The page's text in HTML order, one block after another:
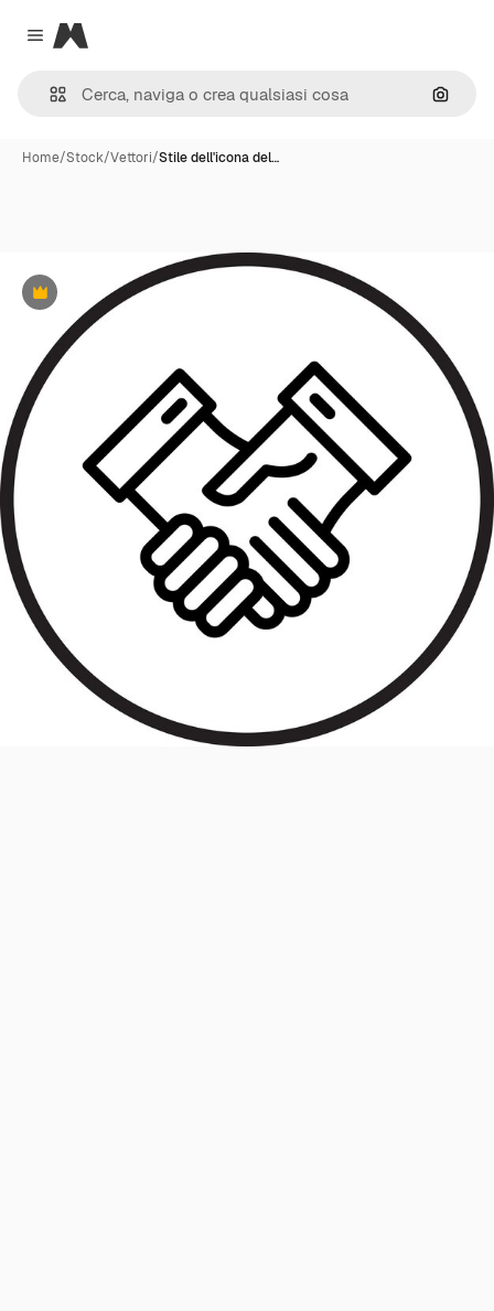
Close menu
Magnific
Cerca
Home/Stock/Vettori/Stile dell'icona del…
Premium